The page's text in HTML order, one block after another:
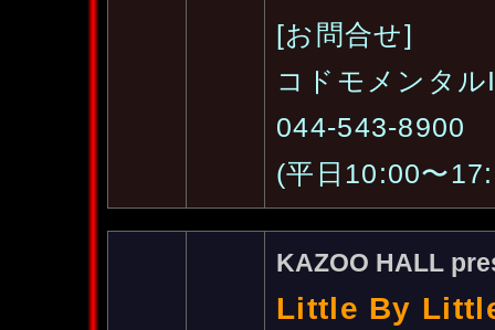
[お問合せ]
コドモメンタ
044-543-8900
(平日10:00〜
KAZOO HALL
Little By